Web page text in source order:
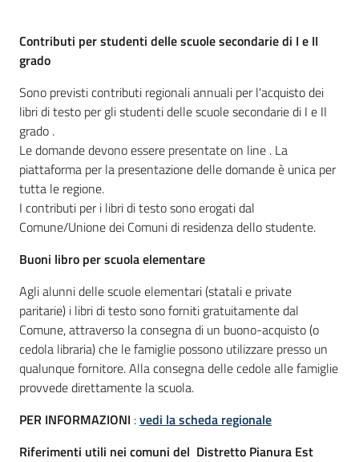
Newsletter
Contributi per studenti delle scuole secondarie di I e II
grado
Sono previsti contributi regionali annuali per l'acquisto dei
libri di testo per gli studenti delle scuole secondarie di I e II
grado .
Le domande devono essere presentate on line . La
piattaforma per la presentazione delle domande è unica per
tutta le regione.
I contributi per i libri di testo sono erogati dal
Comune/Unione dei Comuni di residenza dello studente.
Buoni libro per scuola elementare
Agli alunni delle scuole elementari (statali e private
paritarie) i libri di testo sono forniti gratuitamente dal
Comune, attraverso la consegna di un buono-acquisto (o
cedola libraria) che le famiglie possono utilizzare presso un
qualunque fornitore. Alla consegna delle cedole alle famiglie
provvede direttamente la scuola.
PER INFORMAZIONI :vedi la scheda regionale
Riferimenti utili nei comuni del Distretto Pianura Est